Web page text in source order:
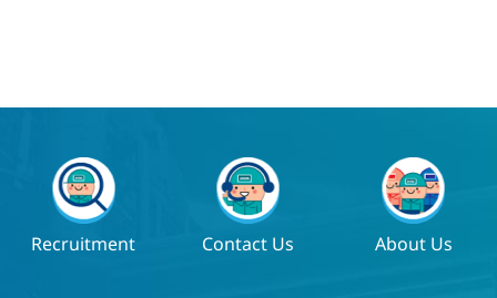
Recruitment Contact Us About Us